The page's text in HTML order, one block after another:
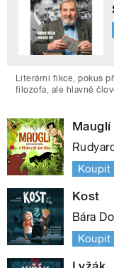
Literární fikce, pokus
filozofa, ale hlavně
Mauglí
Koupit
Kost
Bára
Koupit